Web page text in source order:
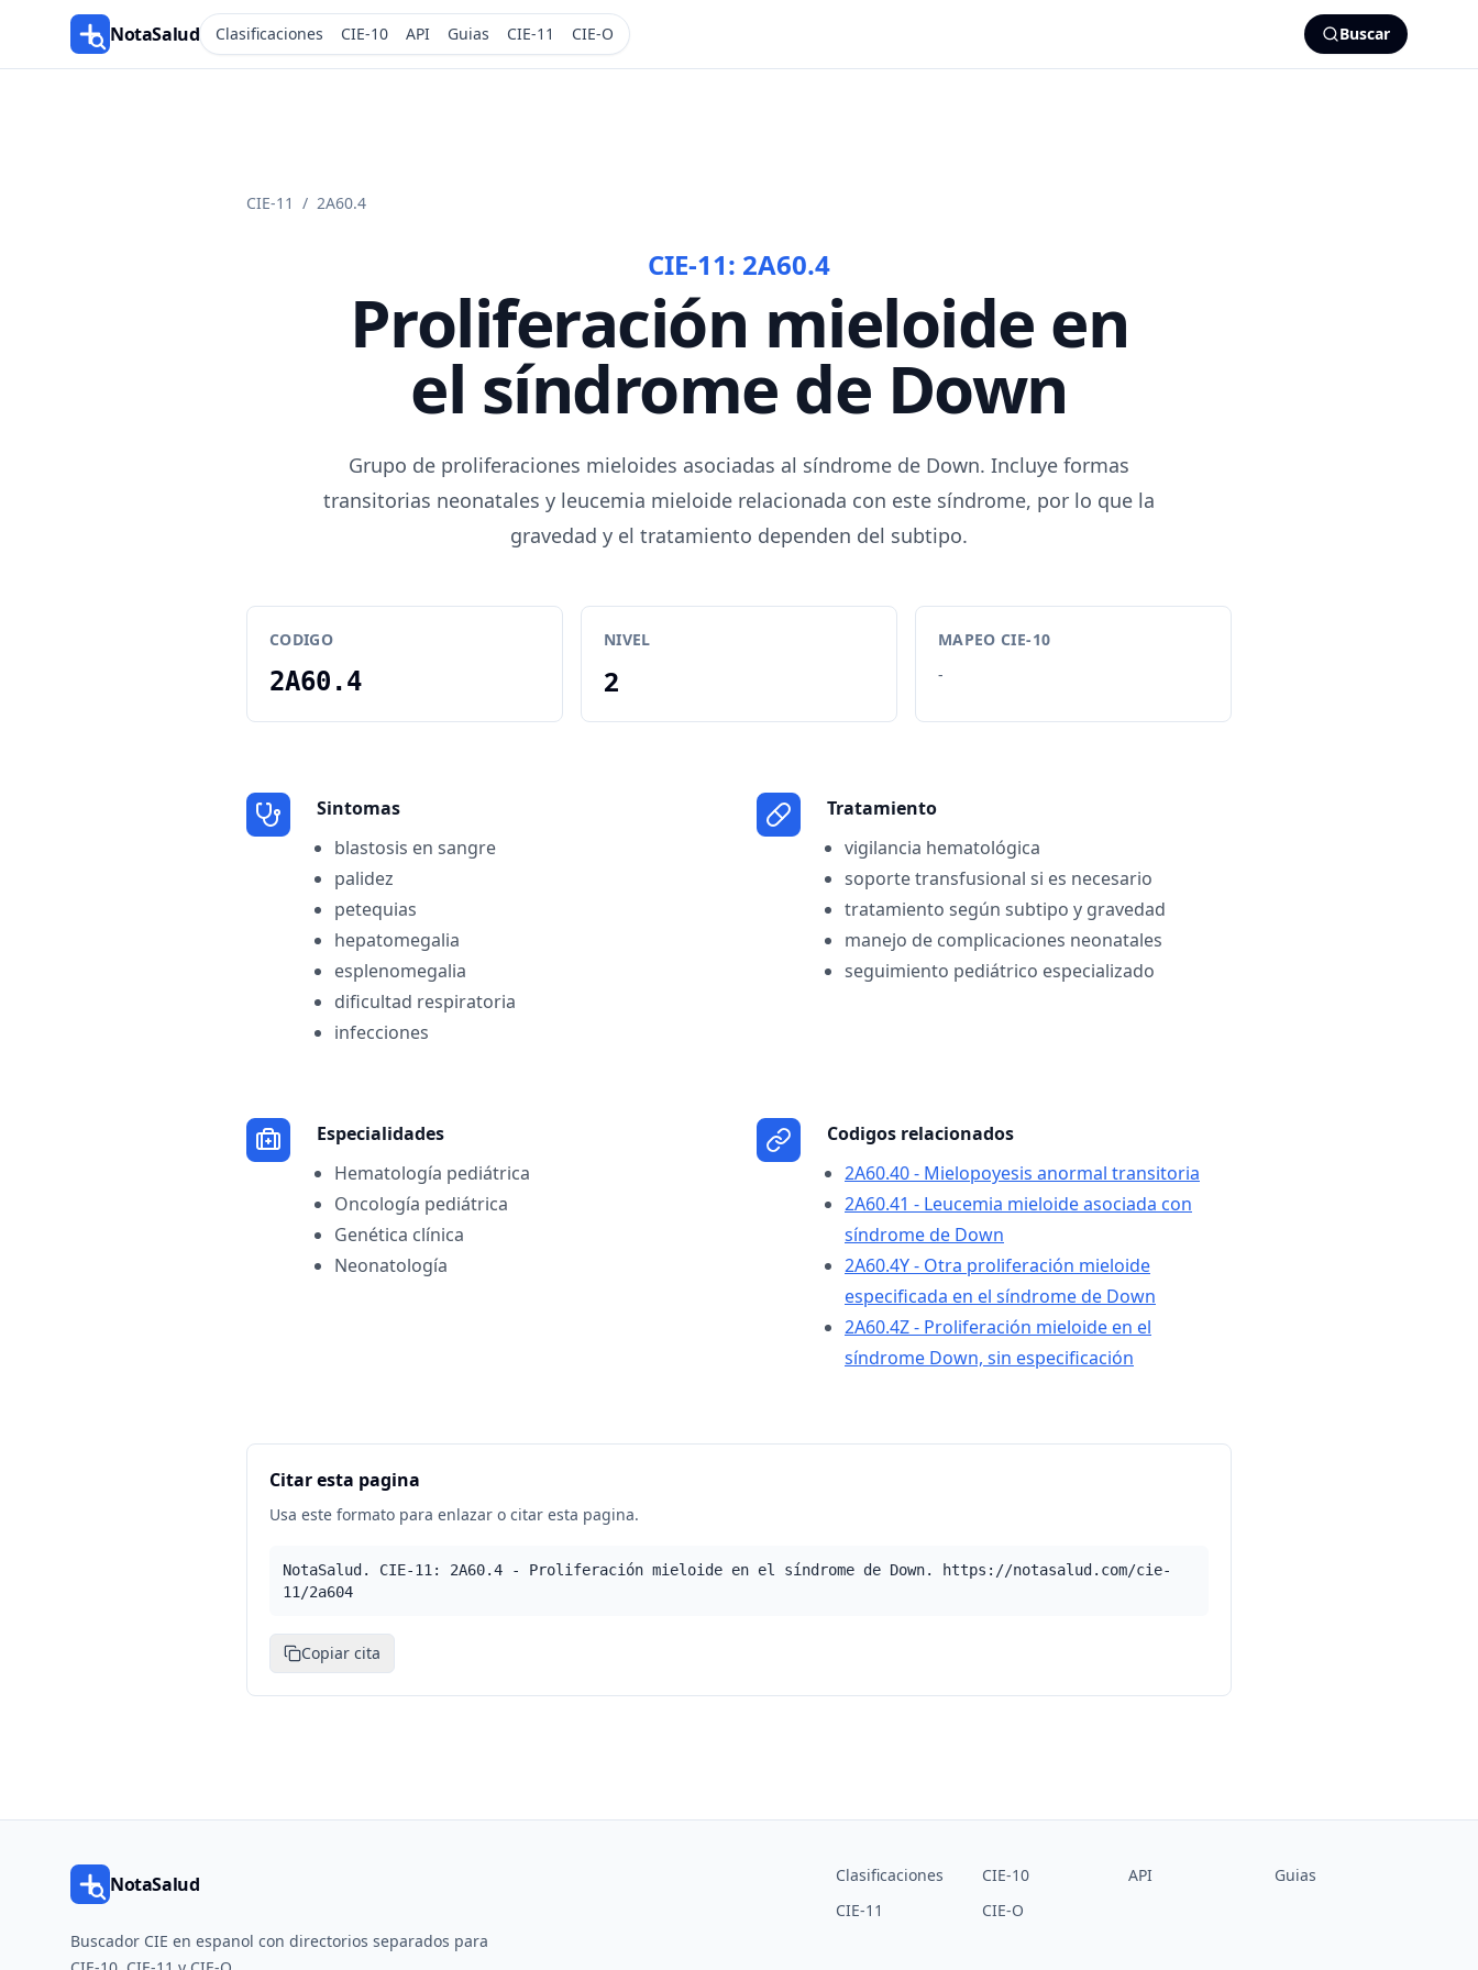
NotaSalud Clasificaciones CIE-10 API Guias CIE-11 CIE-O Buscar
CIE-11 / 2A60.4
CIE-11: 2A60.4
Proliferación mieloide en
el síndrome de Down
Grupo de proliferaciones mieloides asociadas al síndrome de Down. Incluye formas
transitorias neonatales y leucemia mieloide relacionada con este síndrome, por lo que la
gravedad y el tratamiento dependen del subtipo.
CODIGO
2A60.4
NIVEL
2
MAPEO CIE-10
-
Sintomas
blastosis en sangre
palidez
petequias
hepatomegalia
esplenomegalia
dificultad respiratoria
infecciones
Tratamiento
vigilancia hematológica
soporte transfusional si es necesario
tratamiento según subtipo y gravedad
manejo de complicaciones neonatales
seguimiento pediátrico especializado
Especialidades
Hematología pediátrica
Oncología pediátrica
Genética clínica
Neonatología
Codigos relacionados
2A60.40 - Mielopoyesis anormal transitoria
2A60.41 - Leucemia mieloide asociada con
síndrome de Down
2A60.4Y - Otra proliferación mieloide
especificada en el síndrome de Down
2A60.4Z - Proliferación mieloide en el
síndrome Down, sin especificación
Citar esta pagina
Usa este formato para enlazar o citar esta pagina.
NotaSalud. CIE-11: 2A60.4 - Proliferación mieloide en el síndrome de Down. https://notasalud.com/cie-
11/2a604
Copiar cita
NotaSalud
Buscador CIE en espanol con directorios separados para
Clasificaciones CIE-10 API
Guias
CIE-11
CIE-O